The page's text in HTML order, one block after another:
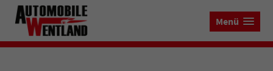
Menü